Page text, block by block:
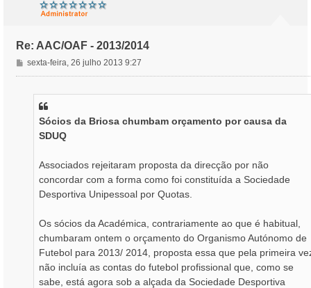
Re: AAC/OAF - 2013/2014
M
e
sexta-feira, 26 julho 2013 9:27
Sócios da Briosa chumbam orçamento por causa da
SDUQ
Associados rejeitaram proposta da direcção por não
concordar com a forma como foi constituída a Sociedade
Desportiva Unipessoal por Quotas.
Os sócios da Académica, contrariamente ao que é habitual,
chumbaram ontem o orçamento do Organismo Autónomo de
Futebol para 2013/ 2014, proposta essa que pela primeira
não incluía as contas do futebol profissional que, como se
sabe, está agora sob a alçada da Sociedade Desportiva